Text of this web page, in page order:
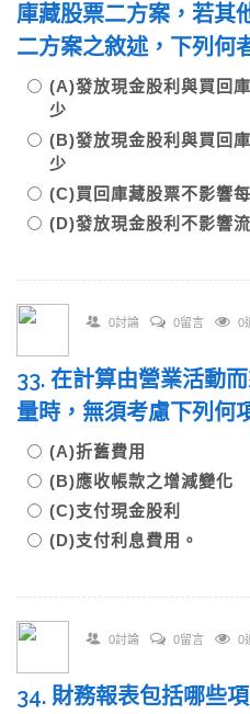
庫藏股票二方案，若其
二方案之敘述，下列何
(A)發放現金股利與買回
少
(B)發放現金股利與買回
少
(C)買回庫藏股票不影響
(D)發放現金股利不影響
0討論 0留言 0
33. 在計算由營業活動
量時，無須考慮下列何
(A)折舊費用
(B)應收帳款之增減變化
(C)支付現金股利
(D)支付利息費用。
0討論 0留言 0
34. 財務報表包括哪些